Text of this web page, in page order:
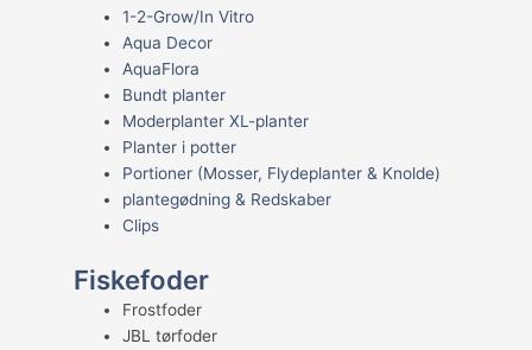
1-2-Grow/In Vitro
Aqua Decor
AquaFlora
Bundt planter
Moderplanter XL-planter
Planter i potter
Portioner (Mosser, Flydeplanter & Knolde)
plantegødning & Redskaber
Clips
Fiskefoder
Frostfoder
JBL tørfoder